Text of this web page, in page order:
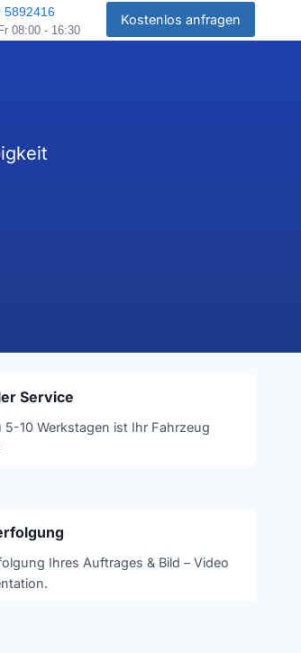
5892416
08:00 - 16:30
Kostenlos anfragen
Service
5-10 Werkstagen ist Ihr Fahrzeug
Ihres Auftrages & Bild – Video